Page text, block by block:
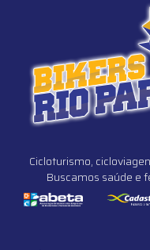
Cicloturismo,
Buscamos saúde e